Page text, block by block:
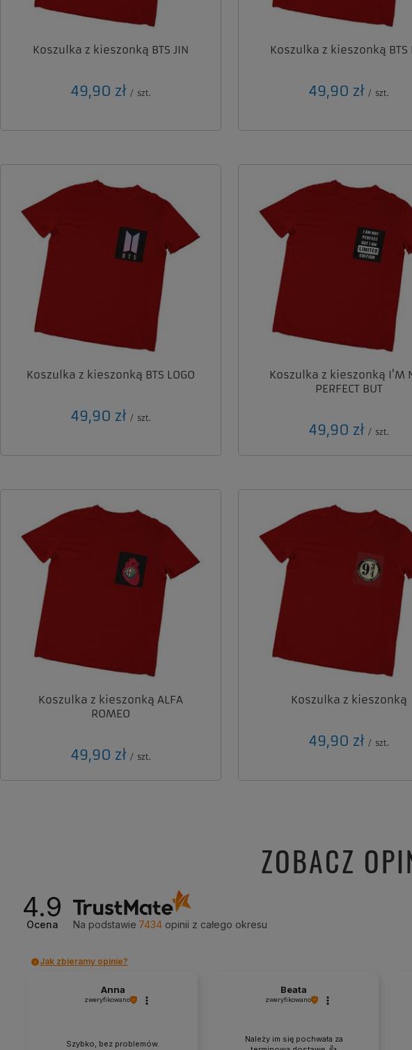
Koszulka z kieszonką BTS JIN
49,90 zł / szt.
Koszulka z kieszonką BTS
49,90 zł / szt.
Koszulka z kieszonką BTS LOGO
49,90 zł / szt.
Koszulka z kieszonką I'M
PERFECT BUT
49,90 zł / szt.
Koszulka z kieszonką ALFA
ROMEO
49,90 zł / szt.
Koszulka z kieszonką
49,90 zł / szt.
ZOBACZ
4.9
Ocena Na podstawie 7434 opinii z całego okresu
Jak zbieramy opinie?
Anna
zweryfikowano
Szybko, bez problemów.
Beata
zweryfikowano
Należy im się pochwała za